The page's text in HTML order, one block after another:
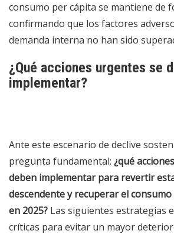
consumo per cápita se mantiene de
confirmando que los factores
demanda interna no han sido
¿Qué acciones urgentes se
implementar?
Ante este escenario de declive
pregunta fundamental: ¿qué
deben implementar para revertir
descendente y recuperar el
en 2025? Las siguientes estrategias
críticas para evitar un mayor